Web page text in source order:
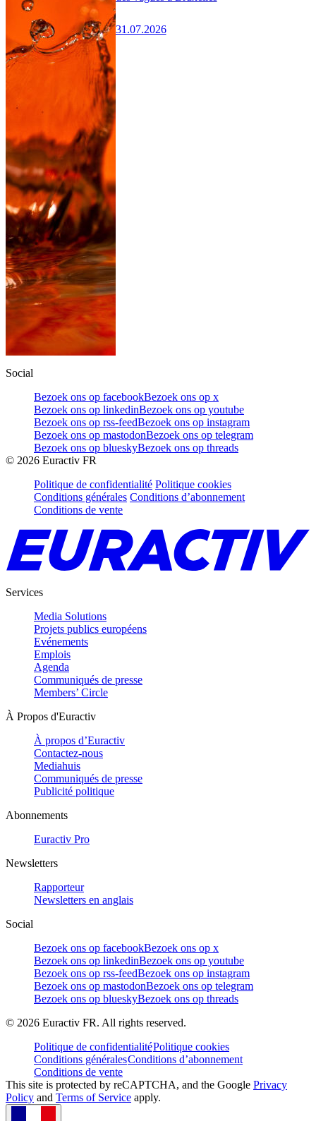
31.07.2026
Social
Bezoek ons op facebookBezoek ons op x
Bezoek ons op linkedinBezoek ons op youtube
Bezoek ons op rss-feedBezoek ons op instagram
Bezoek ons op mastodonBezoek ons op telegram
Bezoek ons op blueskyBezoek ons op threads
© 2026 Euractiv FR
Politique de confidentialité Politique cookies
Conditions générales Conditions d’abonnement
Conditions de vente
Services
Media Solutions
Projets publics européens
Evénements
Emplois
Agenda
Communiqués de presse
Members’ Circle
À Propos d'Euractiv
À propos d’Euractiv
Contactez-nous
Mediahuis
Communiqués de presse
Publicité politique
Abonnements
Euractiv Pro
Newsletters
Rapporteur
Newsletters en anglais
Social
Bezoek ons op facebookBezoek ons op x
Bezoek ons op linkedinBezoek ons op youtube
Bezoek ons op rss-feedBezoek ons op instagram
Bezoek ons op mastodonBezoek ons op telegram
Bezoek ons op blueskyBezoek ons op threads
© 2026 Euractiv FR. All rights reserved.
Politique de confidentialitéPolitique cookies
Conditions généralesConditions d’abonnement
Conditions de vente
This site is protected by reCAPTCHA, and the Google Privacy
Policy and Terms of Service apply.